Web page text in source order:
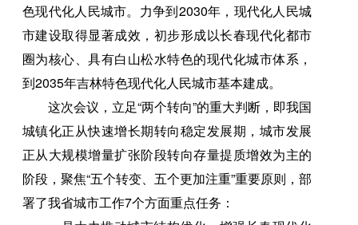
色现代化人民城市。力争到2030年，现代化人民城
市建设取得显著成效，初步形成以长春现代化都市
圈为核心、具有白山松水特色的现代化城市体系，
到2035年吉林特色现代化人民城市基本建成。
这次会议，立足“两个转向”的重大判断，即我国
城镇化正从快速增长期转向稳定发展期，城市发展
正从大规模增量扩张阶段转向存量提质增效为主的
阶段，聚焦“五个转变、五个更加注重”重要原则，部
署了我省城市工作7个方面重点任务：